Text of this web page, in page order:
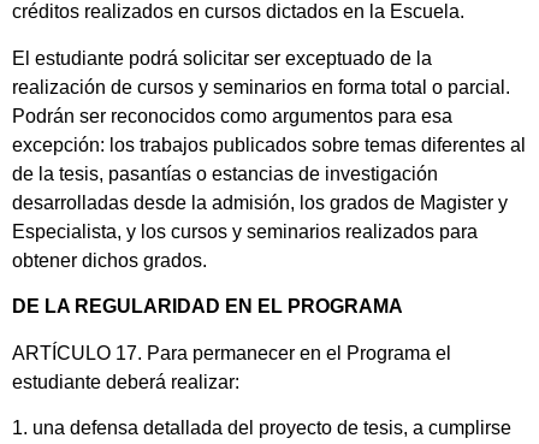
créditos realizados en cursos dictados en la Escuela.
El estudiante podrá solicitar ser exceptuado de la
realización de cursos y seminarios en forma total o parcial.
Podrán ser reconocidos como argumentos para esa
excepción: los trabajos publicados sobre temas diferentes al
de la tesis, pasantías o estancias de investigación
desarrolladas desde la admisión, los grados de Magister y
Especialista, y los cursos y seminarios realizados para
obtener dichos grados.
DE LA REGULARIDAD EN EL PROGRAMA
ARTÍCULO 17. Para permanecer en el Programa el
estudiante deberá realizar:
1. una defensa detallada del proyecto de tesis, a cumplirse